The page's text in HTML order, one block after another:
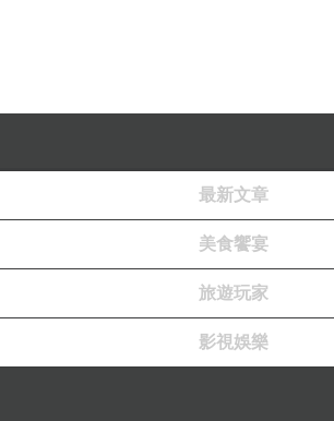
最新文章
美食饗宴
旅遊玩家
影視娛樂